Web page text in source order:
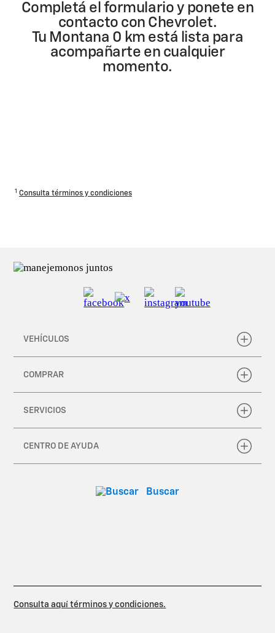
Completá el formulario y ponete en
contacto con Chevrolet.
Tu Montana 0 km está lista para
acompañarte en cualquier
momento.
1 Consulta términos y condiciones